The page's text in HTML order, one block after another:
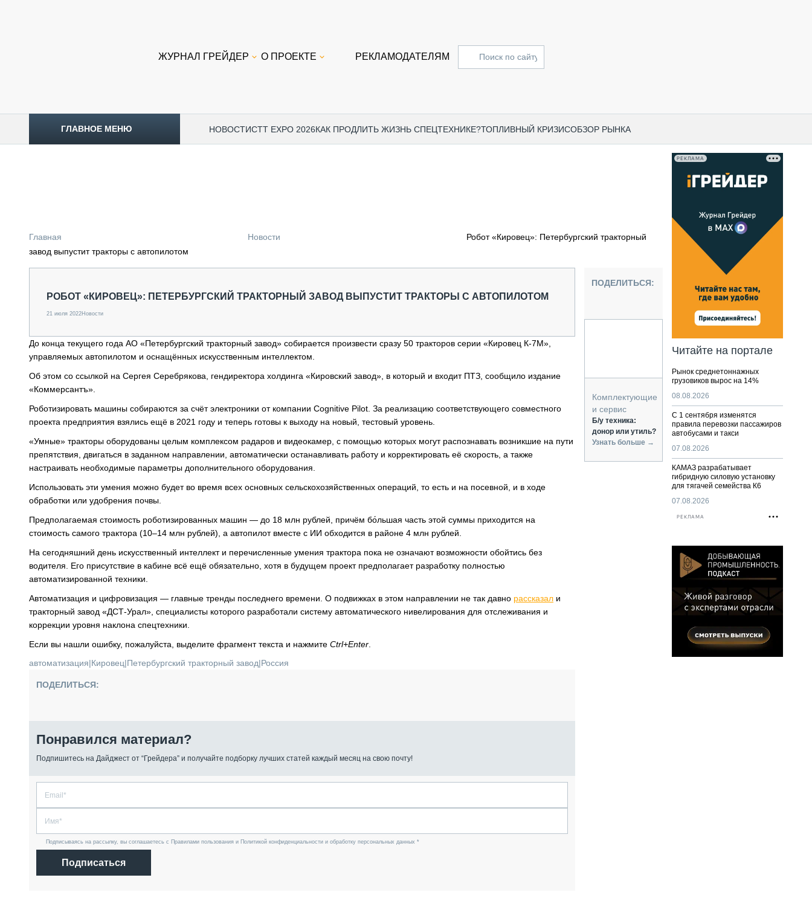
ЖУРНАЛ ГРЕЙДЕР О ПРОЕКТЕ РЕКЛАМОДАТЕЛЯМ
ГЛАВНОЕ МЕНЮ НОВОСТИCTT EXPO 2026КАК ПРОДЛИТЬ ЖИЗНЬ СПЕЦТЕХНИКЕ?ТОПЛИВНЫЙ КРИЗИСОБЗОР РЫНКА
ОБЗОР РЫНКА
ГРУЗОПЕРЕВОЗКИ
ИСПЫТАТЕЛИ
ТЕХНОЛОГИИ
ДОРОЖНАЯ ИНДУСТРИЯ
СЕРВИСМЕНЫ
БЛИЖАЙШИЕ МЕРОПРИЯТИЯ
ПОДЪЁМНАЯ ТЕХНИКА
ПАССАЖИРСКИЙ ТРАНСПОРТ
КАРЬЕРНАЯ ТЕХНИКА
АВТОМАТИЗАЦИЯ И ТЕХНОЛОГИИ
Главная Новости
Робот «Кировец»: Петербургский тракторный
завод выпустит тракторы с автопилотом
РОБОТ «КИРОВЕЦ»: ПЕТЕРБУРГСКИЙ ТРАКТОРНЫЙ ЗАВОД ВЫПУСТИТ ТРАКТОРЫ С АВТОПИЛОТОМ
21 июля 2022Новости
До конца текущего года АО «Петербургский тракторный завод» собирается произвести сразу 50 тракторов серии «Кировец К-7М»,
управляемых автопилотом и оснащённых искусственным интеллектом.
Об этом со ссылкой на Сергея Серебрякова, гендиректора холдинга «Кировский завод», в который и входит ПТЗ, сообщило издание
«Коммерсантъ».
Роботизировать машины собираются за счёт электроники от компании Cognitive Pilot. За реализацию соответствующего совместного
проекта предприятия взялись ещё в 2021 году и теперь готовы к выходу на новый, тестовый уровень.
«Умные» тракторы оборудованы целым комплексом радаров и видеокамер, с помощью которых могут распознавать возникшие на пути
препятствия, двигаться в заданном направлении, автоматически останавливать работу и корректировать её скорость, а также
настраивать необходимые параметры дополнительного оборудования.
Использовать эти умения можно будет во время всех основных сельскохозяйственных операций, то есть и на посевной, и в ходе
обработки или удобрения почвы.
Предполагаемая стоимость роботизированных машин — до 18 млн рублей, причём бо́льшая часть этой суммы приходится на
стоимость самого трактора (10–14 млн рублей), а автопилот вместе с ИИ обходится в районе 4 млн рублей.
На сегодняшний день искусственный интеллект и перечисленные умения трактора пока не означают возможности обойтись без
водителя. Его присутствие в кабине всё ещё обязательно, хотя в будущем проект предполагает разработку полностью
автоматизированной техники.
Автоматизация и цифровизация — главные тренды последнего времени. О подвижках в этом направлении не так давно рассказал и
тракторный завод «ДСТ-Урал», специалисты которого разработали систему автоматического нивелирования для отслеживания и
коррекции уровня наклона спецтехники.
Если вы нашли ошибку, пожалуйста, выделите фрагмент текста и нажмите Ctrl+Enter
автоматизация|Кировец|Петербургский тракторный завод|Россия
ПОДЕЛИТЬСЯ:
Понравился материал?
Подпишитесь на Дайджест от “Грейдера” и получайте подборку лучших статей каждый месяц на свою почту!
Подписываясь на рассылку, вы соглашаетесь с Правилами пользования и Политикой конфиденциальности и обработку персональных данных *
Подписаться
ПОДЕЛИТЬСЯ:
Комплектующие
и сервис
Б/у техника:
донор или утиль?
Узнать больше →
РЕКЛАМА
Читайте на портале
Рынок среднетоннажных
грузовиков вырос на 14%
08.08.2026
С 1 сентября изменятся
правила перевозки пассажиров
автобусами и такси
07.08.2026
КАМАЗ разрабатывает
гибридную силовую установку
для тягачей семейства К6
07.08.2026
РЕКЛАМА